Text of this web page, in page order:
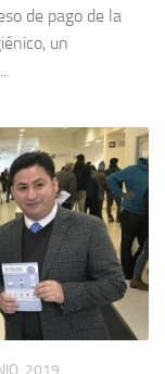
de pago de la
un